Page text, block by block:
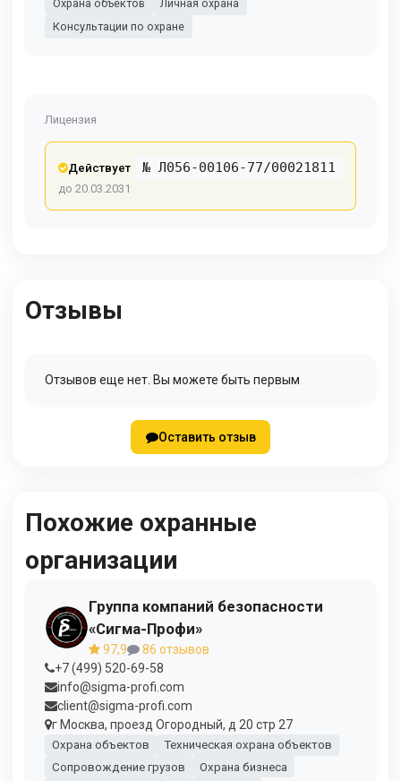
Охрана объектов
Личная охрана
Консультации по охране
Лицензия
Действует № Л056-00106-77/00021811
до 20.03.2031
Отзывы
Отзывов еще нет. Вы можете быть первым
Оставить отзыв
Похожие охранные
организации
Группа компаний безопасности
«Сигма-Профи»
97,9
86 отзывов
+7 (499) 520-69-58
info@sigma-profi.com
client@sigma-profi.com
г Москва, проезд Огородный, д 20 стр 27
Охрана объектов
Техническая охрана объектов
Сопровождение грузов
Охрана бизнеса